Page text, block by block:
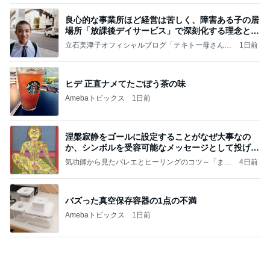
良心的な事業所ほど経営は苦しく、障害ある子の居
場所「放課後デイサービス」で深刻化する理念と現
実の
立石美津子オフィシャルブログ「テキトー母さんの
1日前
ヒデ 正直ナメてたごぼう茶の味
Amebaトピックス 1日前
涅槃寂静をゴールに設定することがなぜ大事なの
か、シンボルを受容可能なメッセージとして投げる
ことが
気功師から見たバレエとヒーリングのコツ～「まと
4日前
バズった真空保存容器の1点の不満
Amebaトピックス 1日前